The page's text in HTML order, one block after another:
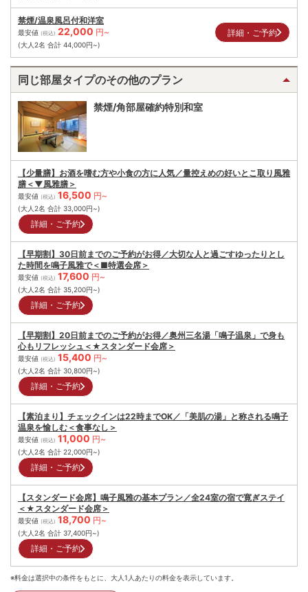
禁煙/温泉風呂付和洋室
最安値 (税込) 22,000 円~
(大人2名 合計 44,000円~)
詳細・ご予約
同じ部屋タイプのその他のプラン
禁煙/角部屋確約特別和室
【少量膳】お酒を嗜む方や小食の方に人気／量控えめの好いとこ取り風雅
膳＜▼風雅膳＞
最安値 (税込) 16,500 円~
(大人2名 合計 33,000円~)
詳細・ご予約
【早期割】30日前までのご予約がお得／大切な人と過ごすゆったりとし
た時間を鳴子風雅で＜■特選会席＞
最安値 (税込) 17,600 円~
(大人2名 合計 35,200円~)
詳細・ご予約
【早期割】20日前までのご予約がお得／奥州三名湯「鳴子温泉」で身も
心もリフレッシュ＜★スタンダード会席＞
最安値 (税込) 15,400 円~
(大人2名 合計 30,800円~)
詳細・ご予約
【素泊まり】チェックインは22時までOK／「美肌の湯」と称される鳴子
温泉を愉しむ＜食事なし＞
最安値 (税込) 11,000 円~
(大人2名 合計 22,000円~)
詳細・ご予約
【スタンダード会席】鳴子風雅の基本プラン／全24室の宿で寛ぎステイ
＜★スタンダード会席＞
最安値 (税込) 18,700 円~
(大人2名 合計 37,400円~)
詳細・ご予約
※料金は選択中の条件をもとに、大人1人あたりの料金を表示しています。